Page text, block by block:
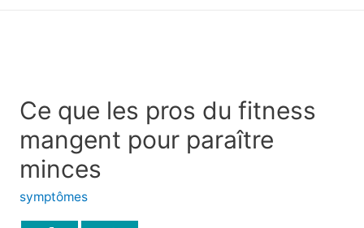
Ce que les pros du fitness
mangent pour paraître
minces
symptômes